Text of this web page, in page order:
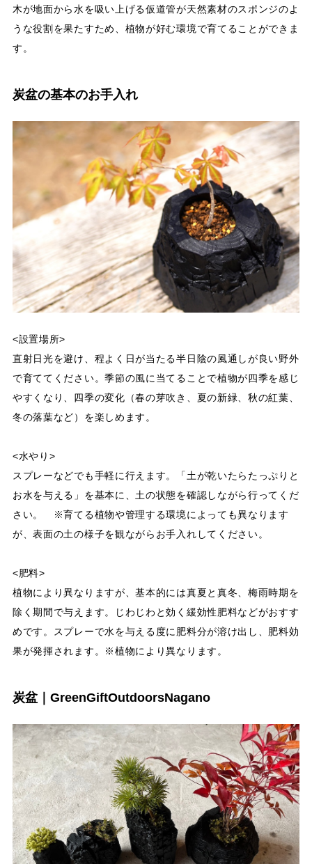
木が地面から水を吸い上げる仮道管が天然素材のスポンジのよ
うな役割を果たすため、植物が好む環境で育てることができま
す。
炭盆の基本のお手入れ
<設置場所>
直射日光を避け、程よく日が当たる半日陰の風通しが良い野外
で育ててください。季節の風に当てることで植物が四季を感じ
やすくなり、四季の変化（春の芽吹き、夏の新緑、秋の紅葉、
冬の落葉など）を楽しめます。
<水やり>
スプレーなどでも手軽に行えます。「土が乾いたらたっぷりと
お水を与える」を基本に、土の状態を確認しながら行ってくだ
さい。 ※育てる植物や管理する環境によっても異なります
が、表面の土の様子を観ながらお手入れしてください。
<肥料>
植物により異なりますが、基本的には真夏と真冬、梅雨時期を
除く期間で与えます。じわじわと効く緩効性肥料などがおすす
めです。スプレーで水を与える度に肥料分が溶け出し、肥料効
果が発揮されます。※植物により異なります。
炭盆｜GreenGiftOutdoorsNagano